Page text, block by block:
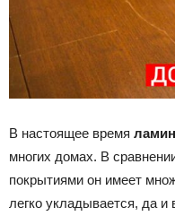
В настоящее время
многих домах. В
покрытиями он имеет
легко укладывается, да и